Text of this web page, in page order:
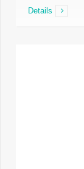
Details